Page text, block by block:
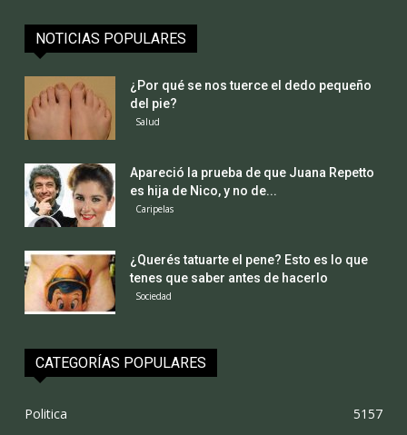
NOTICIAS POPULARES
¿Por qué se nos tuerce el dedo pequeño
del pie?
Salud
Apareció la prueba de que Juana Repetto
es hija de Nico, y no de...
Caripelas
¿Querés tatuarte el pene? Esto es lo que
tenes que saber antes de hacerlo
Sociedad
CATEGORÍAS POPULARES
Politica
5157